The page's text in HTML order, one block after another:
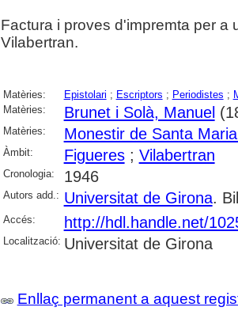
Factura i proves d'impremta per a
Vilabertran.
Matèries: Epistolari ; Escriptors ; Periodistes ;
Matèries:
Brunet i Solà, Manuel
Matèries: Monestir de Santa
Àmbit: Figueres; Vilabertran
Cronologia: 1946
Autors add.: Universitat de Girona.
Accés: http://hdl.handle.net/
Localització: Universitat de Girona
Enllaç permanent a aquest